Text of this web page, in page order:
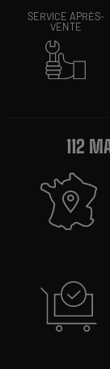
SERVICE APRÈS-
VENTE
112